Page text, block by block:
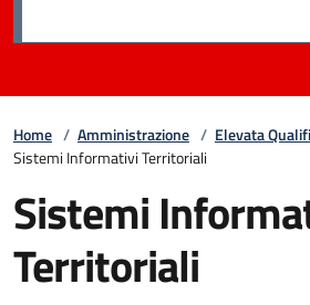
Home / Amministrazione / Elevata
Sistemi Informativi Territoriali
Sistemi
Territoriali